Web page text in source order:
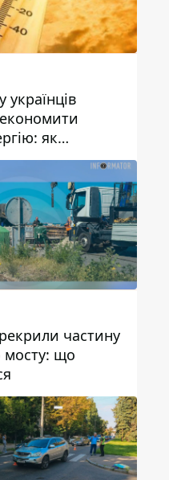
українців
як
частину
мосту: що